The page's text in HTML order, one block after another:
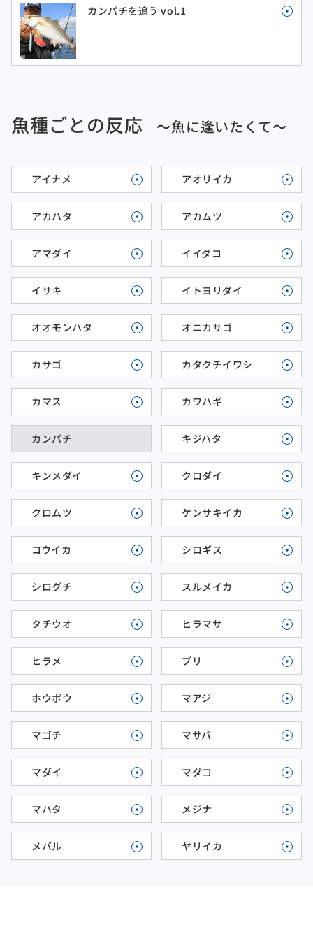
カンパチを追う vol.1
魚種ごとの反応 ～魚に逢いたくて～
アイナメ アオリイカ
アカハタ アカムツ
アマダイ イイダコ
イサキ イトヨリダイ
オオモンハタ オニカサゴ
カサゴ カタクチイワシ
カマス カワハギ
カンパチ キジハタ
キンメダイ クロダイ
クロムツ ケンサキイカ
コウイカ シロギス
シログチ スルメイカ
タチウオ ヒラマサ
ヒラメ ブリ
ホウボウ マアジ
マゴチ マサバ
マダイ マダコ
マハタ メジナ
メバル ヤリイカ